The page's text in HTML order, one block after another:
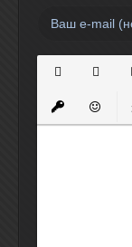
Вставить